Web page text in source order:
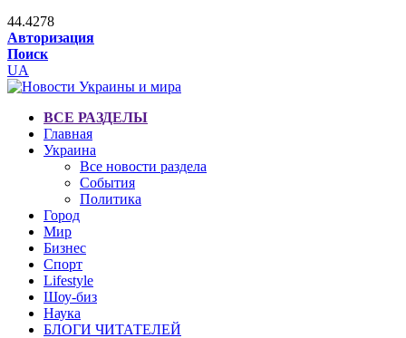
44.4278
Авторизация
Поиск
UA
ВСЕ РАЗДЕЛЫ
Главная
Украина
Все новости раздела
События
Политика
Город
Мир
Бизнес
Спорт
Lifestyle
Шоу-биз
Наука
БЛОГИ ЧИТАТЕЛЕЙ